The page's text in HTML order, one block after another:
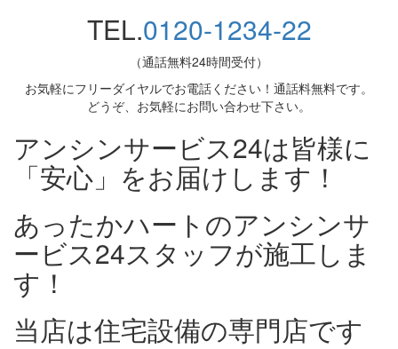
TEL.0120-1234-22
（通話無料24時間受付）
お気軽にフリーダイヤルでお電話ください！通話料無料です。
どうぞ、お気軽にお問い合わせ下さい。
アンシンサービス24は皆様に
「安心」をお届けします！
あったかハートのアンシンサ
ービス24スタッフが施工しま
す！
当店は住宅設備の専門店です